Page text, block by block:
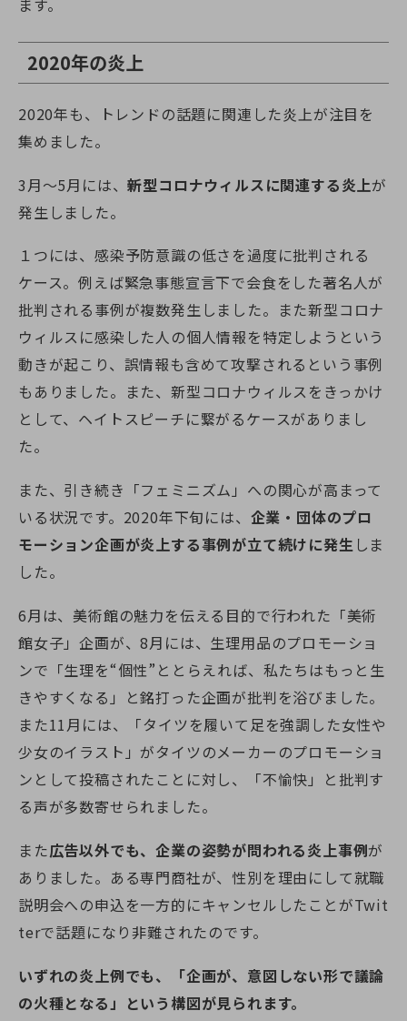
2020年の炎上
2020年も、トレンドの話題に関連した炎上が注目を
集めました。
3月～5月には、新型コロナウィルスに関連する炎上が
発生しました。
１つには、感染予防意識の低さを過度に批判される
ケース。例えば緊急事態宣言下で会食をした著名人が
批判される事例が複数発生しました。また新型コロナ
ウィルスに感染した人の個人情報を特定しようという
動きが起こり、誤情報も含めて攻撃されるという事例
もありました。また、新型コロナウィルスをきっかけ
として、ヘイトスピーチに繋がるケースがありまし
た。
また、引き続き「フェミニズム」への関心が高まって
いる状況です。2020年下旬には、 企業・団体のプロ
モーション企画が炎上する事例が立て続けに発生 しま
した。
6月は、美術館の魅力を伝える目的で行われた「美術
館女子」企画が、8月には、生理用品のプロモーショ
ンで「生理を“個性”ととらえれば、私たちはもっと生
きやすくなる」と銘打った企画が批判を浴びました。
また11月には、「タイツを履いて足を強調した女性や
少女のイラスト」がタイツのメーカーのプロモーショ
ンとして投稿されたことに対し、「不愉快」と批判す
る声が多数寄せられました。
また広告以外でも、企業の姿勢が問われる炎上事例が
ありました。ある専門商社が、性別を理由にして就職
説明会への申込を一方的にキャンセルしたことがTwit
terで話題になり非難されたのです。
いずれの炎上例でも、「企画が、意図しない形で議論
の火種となる」という構図が見られます。